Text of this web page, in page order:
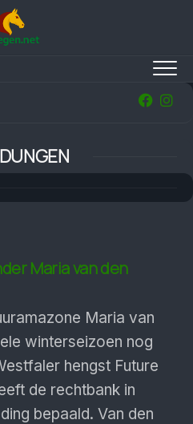
Maria van den
Maria van
winterseizoen nog
hengst Future
de rechtbank in
bepaald. Van den